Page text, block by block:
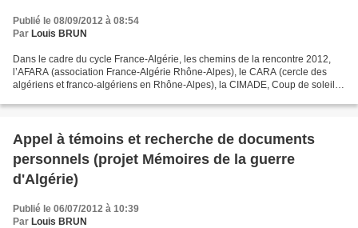
Publié le 08/09/2012 à 08:54
Par Louis BRUN
Dans le cadre du cycle France-Algérie, les chemins de la rencontre 2012,
l’AFARA (association France-Algérie Rhône-Alpes), le CARA (cercle des
algériens et franco-algériens en Rhône-Alpes), la CIMADE, Coup de soleil
Appel à témoins et recherche de documents
personnels (projet Mémoires de la guerre
d'Algérie)
Publié le 06/07/2012 à 10:39
Par Louis BRUN